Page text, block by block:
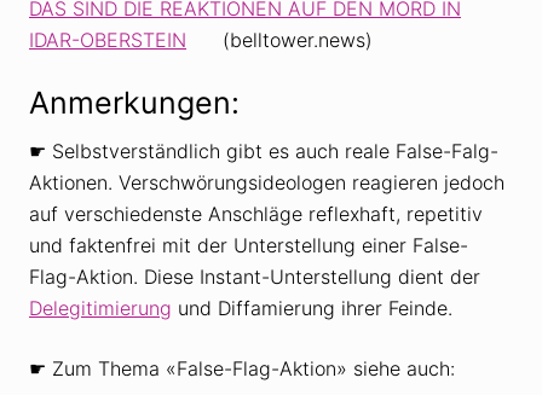
DAS SIND DIE REAKTIONEN AUF DEN MORD IN
IDAR-OBERSTEIN (belltower.news)
Anmerkungen:
☛ Selbstverständlich gibt es auch reale False-Falg-
Aktionen. Verschwörungsideologen reagieren jedoch
auf verschiedenste Anschläge reflexhaft, repetitiv
und faktenfrei mit der Unterstellung einer False-
Flag-Aktion. Diese Instant-Unterstellung dient der
Delegitimierung und Diffamierung ihrer Feinde.
☛ Zum Thema «False-Flag-Aktion» siehe auch: